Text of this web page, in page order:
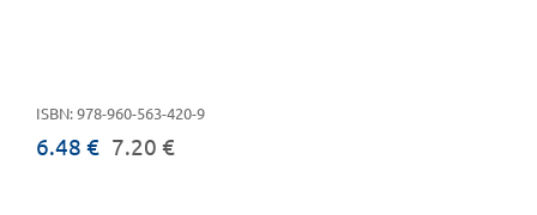
ISBN: 978-960-563-420-9
6.48 € 7.20 €